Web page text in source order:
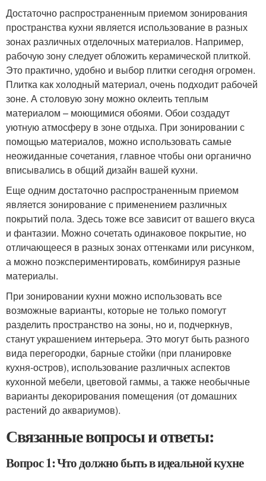
Достаточно распространенным приемом зонирования
пространства кухни является использование в разных
зонах различных отделочных материалов. Например,
рабочую зону следует обложить керамической плиткой.
Это практично, удобно и выбор плитки сегодня огромен.
Плитка как холодный материал, очень подходит рабочей
зоне. А столовую зону можно оклеить теплым
материалом – моющимися обоями. Обои создадут
уютную атмосферу в зоне отдыха. При зонировании с
помощью материалов, можно использовать самые
неожиданные сочетания, главное чтобы они органично
вписывались в общий дизайн вашей кухни.
Еще одним достаточно распространенным приемом
является зонирование с применением различных
покрытий пола. Здесь тоже все зависит от вашего вкуса
и фантазии. Можно сочетать одинаковое покрытие, но
отличающееся в разных зонах оттенками или рисунком,
а можно поэкспериментировать, комбинируя разные
материалы.
При зонировании кухни можно использовать все
возможные варианты, которые не только помогут
разделить пространство на зоны, но и, подчеркнув,
станут украшением интерьера. Это могут быть разного
вида перегородки, барные стойки (при планировке
кухня-остров), использование различных аспектов
кухонной мебели, цветовой гаммы, а также необычные
варианты декорирования помещения (от домашних
растений до аквариумов).
Связанные вопросы и ответы:
Вопрос 1: Что должно быть в идеальной кухне